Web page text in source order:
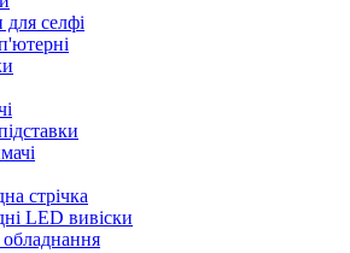
селфі
стрічка
LED вивіски